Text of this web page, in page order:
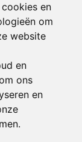
en
om
website
en
ons
en